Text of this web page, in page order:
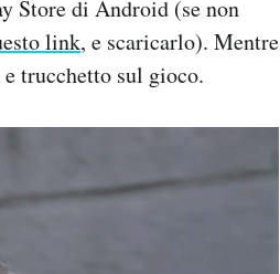
Store di Android (se non
link, e scaricarlo). Mentre
trucchetto sul gioco.